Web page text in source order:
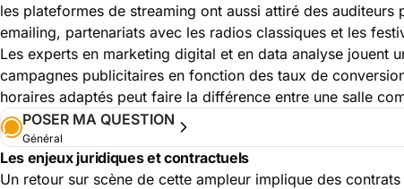
les plateformes de streaming ont aussi attiré des
emailing, partenariats avec les radios classiques et les
Les experts en marketing digital et en data analyse jouent
campagnes publicitaires en fonction des taux de
horaires adaptés peut faire la différence entre une salle
POSER MA QUESTION
Général
Les enjeux juridiques et contractuels
Un retour sur scène de cette ampleur implique des